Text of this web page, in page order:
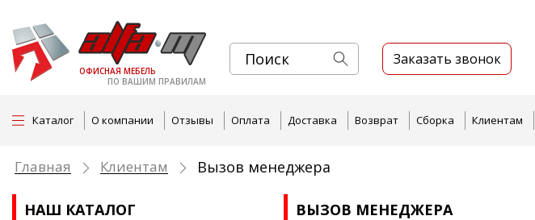
ОФИСНАЯ МЕБЕЛЬ
ПО ВАШИМ ПРАВИЛАМ
Заказать звонок
Каталог О компании Отзывы Оплата Доставка Возврат Сборка Клиентам
Главная Клиентам Вызов менеджера
НАШ КАТАЛОГ ВЫЗОВ МЕНЕДЖЕРА